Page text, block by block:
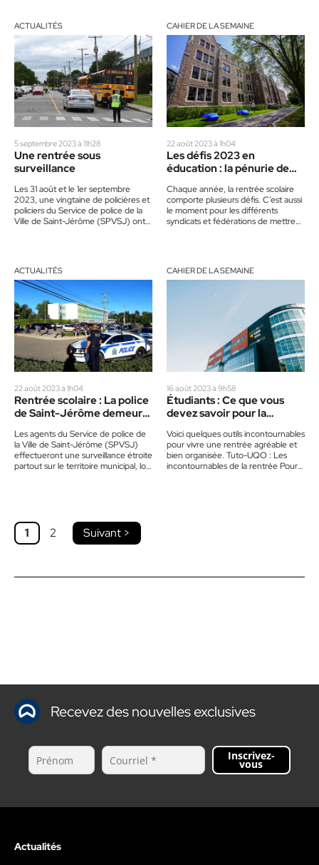
ACTUALITÉS
5 septembre 2023 à 11h28
Une rentrée sous
surveillance
Les 31 août et le 1er septembre
2023, une vingtaine de policières et
policiers du Service de police de la
Ville de Saint-Jérôme (SPVSJ) ont…
CAHIER DE LA SEMAINE
22 août 2023 à 1h04
Les défis 2023 en
éducation : la pénurie de
Chaque année, la rentrée scolaire
comporte plusieurs défis. C’est aussi
le moment pour les différents
syndicats et fédérations de mettre
ACTUALITÉS
22 août 2023 à 1h04
Rentrée scolaire : La police
de Saint-Jérôme demeure
Les agents du Service de police de
la Ville de Saint-Jérôme (SPVSJ)
effectueront une surveillance étroite
partout sur le territoire municipal, lors
CAHIER DE LA SEMAINE
16 août 2023 à 9h58
Étudiants : Ce que vous
devez savoir pour la
Voici quelques outils incontournables
pour vivre une rentrée agréable et
bien organisée. Tuto-UQO : Les
incontournables de la rentrée Pour
1 2 Suivant >
Recevez des nouvelles exclusives
Inscrivez-
vous
Actualités